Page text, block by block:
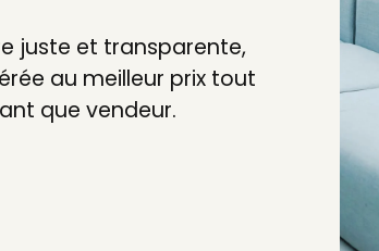
juste et transparente,
au meilleur prix tout
que vendeur.